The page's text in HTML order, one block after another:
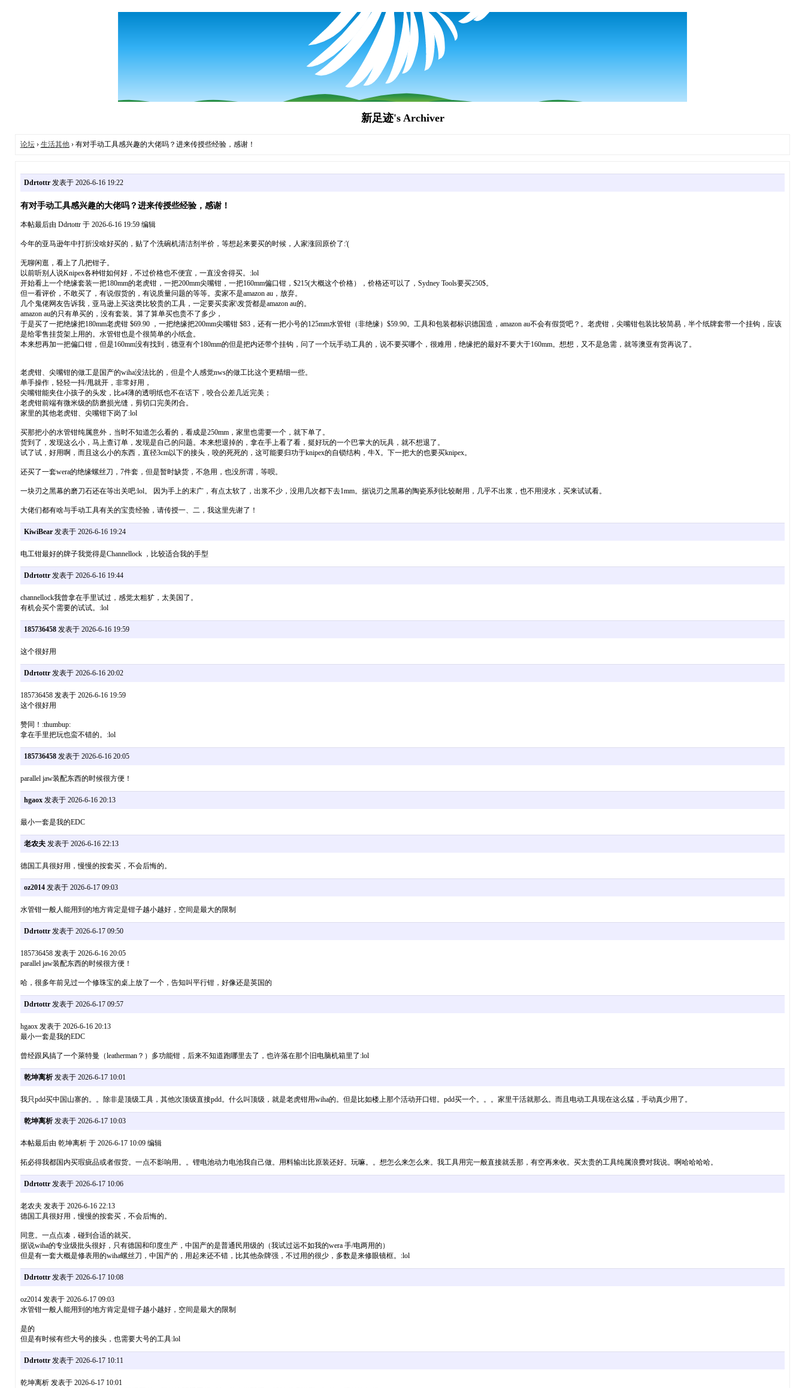
新足迹's Archiver
论坛› 生活其他› 有对手动工具感兴趣的大佬吗？进来传授些经验，感谢！
Ddrtottr发表于 2026-6-16 19:22
有对手动工具感兴趣的大佬吗？进来传授些经验，感谢！
本帖最后由 Ddrtottr 于 2026-6-16 19:59 编辑
今年的亚马逊年中打折没啥好买的，贴了个洗碗机清洁剂半价，等想起来要买的时候，人家涨回原价了:'(
无聊闲逛，看上了几把钳子。
以前听别人说Knipex各种钳如何好，不过价格也不便宜，一直没舍得买。:lol
开始看上一个绝缘套装一把180mm的老虎钳，一把200mm尖嘴钳，一把160mm偏口钳，$215(大概这个价格），价格还可以了，Sydney Tools要买250$。
但一看评价，不敢买了，有说假货的，有说质量问题的等等。卖家不是amazon au，放弃。
几个鬼佬网友告诉我，亚马逊上买这类比较贵的工具，一定要买卖家\发货都是amazon au的。
amazon au的只有单买的，没有套装。算了算单买也贵不了多少，
于是买了一把绝缘把180mm老虎钳 $69.90 ，一把绝缘把200mm尖嘴钳 $83，还有一把小号的125mm水管钳（非绝缘）$59.90。工具和包装都标识德国造，amazon au不会有假货吧？。老虎钳，尖嘴钳包装比较简易，半个纸牌套带一个挂钩，应该
是给零售挂货架上用的。水管钳也是个很简单的小纸盒。
本来想再加一把偏口钳，但是160mm没有找到，德亚有个180mm的但是把内还带个挂钩，问了一个玩手动工具的，说不要买哪个，很难用，绝缘把的最好不要大于160mm。想想，又不是急需，就等澳亚有货再说了。
老虎钳、尖嘴钳的做工是国产的wiha没法比的，但是个人感觉nws的做工比这个更精细一些。
单手操作，轻轻一抖/甩就开，非常好用，
尖嘴钳能夹住小孩子的头发，比a4薄的透明纸也不在话下，咬合公差几近完美；
老虎钳前端有微米级的防磨损光缝，剪切口完美闭合。
家里的其他老虎钳、尖嘴钳下岗了:lol
买那把小的水管钳纯属意外，当时不知道怎么看的，看成是250mm，家里也需要一个，就下单了。
货到了，发现这么小，马上查订单，发现是自己的问题。本来想退掉的，拿在手上看了看，挺好玩的一个巴掌大的玩具，就不想退了。
试了试，好用啊，而且这么小的东西，直径3cm以下的接头，咬的死死的，这可能要归功于knipex的自锁结构，牛X。下一把大的也要买knipex。
还买了一套wera的绝缘螺丝刀，7件套，但是暂时缺货，不急用，也没所谓，等呗。
一块刃之黑幕的磨刀石还在等出关吧:lol。 因为手上的末广，有点太软了，出浆不少，没用几次都下去1mm。据说刃之黑幕的陶瓷系列比较耐用，几乎不出浆，也不用浸水，买来试试看。
大佬们都有啥与手动工具有关的宝贵经验，请传授一、二，我这里先谢了！
KiwiBear发表于 2026-6-16 19:24
电工钳最好的牌子我觉得是Channellock ，比较适合我的手型
Ddrtottr发表于 2026-6-16 19:44
channellock我曾拿在手里试过，感觉太粗犷，太美国了。
有机会买个需要的试试。:lol
185736458发表于 2026-6-16 19:59
这个很好用
Ddrtottr发表于 2026-6-16 20:02
185736458 发表于 2026-6-16 19:59
这个很好用
赞同！:thumbup:
拿在手里把玩也蛮不错的。:lol
185736458发表于 2026-6-16 20:05
parallel jaw装配东西的时候很方便！
hgaox发表于 2026-6-16 20:13
最小一套是我的EDC
老农夫发表于 2026-6-16 22:13
德国工具很好用，慢慢的按套买，不会后悔的。
oz2014发表于 2026-6-17 09:03
水管钳一般人能用到的地方肯定是钳子越小越好，空间是最大的限制
Ddrtottr发表于 2026-6-17 09:50
185736458 发表于 2026-6-16 20:05
parallel jaw装配东西的时候很方便！
哈，很多年前见过一个修珠宝的桌上放了一个，告知叫平行钳，好像还是英国的
Ddrtottr发表于 2026-6-17 09:57
hgaox 发表于 2026-6-16 20:13
最小一套是我的EDC
曾经跟风搞了一个萊特曼（leatherman？）多功能钳，后来不知道跑哪里去了，也许落在那个旧电脑机箱里了:lol
乾坤离析发表于 2026-6-17 10:01
我只pdd买中国山寨的。。除非是顶级工具，其他次顶级直接pdd。什么叫顶级，就是老虎钳用wiha的。但是比如楼上那个活动开口钳。pdd买一个。。。家里干活就那么。而且电动工具现在这么猛，手动真少用了。
乾坤离析发表于 2026-6-17 10:03
本帖最后由 乾坤离析 于 2026-6-17 10:09 编辑
拓必得我都国内买瑕疵品或者假货。一点不影响用。。锂电池动力电池我自己做。用料输出比原装还好。玩嘛。。想怎么来怎么来。我工具用完一般直接就丢那，有空再来收。买太贵的工具纯属浪费对我说。啊哈哈哈哈。
Ddrtottr发表于 2026-6-17 10:06
老农夫 发表于 2026-6-16 22:13
德国工具很好用，慢慢的按套买，不会后悔的。
同意。一点点凑，碰到合适的就买。
据说wiha的专业级批头很好，只有德国和印度生产，中国产的是普通民用级的（我试过远不如我的wera 手/电两用的）
但是有一套大概是修表用的wiha螺丝刀，中国产的，用起来还不错，比其他杂牌强，不过用的很少，多数是来修眼镜框。:lol
Ddrtottr发表于 2026-6-17 10:08
oz2014 发表于 2026-6-17 09:03
水管钳一般人能用到的地方肯定是钳子越小越好，空间是最大的限制
是的
但是有时候有些大号的接头，也需要大号的工具:lol
Ddrtottr发表于 2026-6-17 10:11
乾坤离析 发表于 2026-6-17 10:01